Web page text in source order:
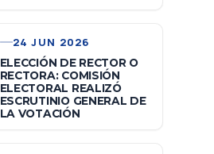
24 JUN 2026
ELECCIÓN DE RECTOR O
RECTORA: COMISIÓN
ELECTORAL REALIZÓ
ESCRUTINIO GENERAL DE
LA VOTACIÓN